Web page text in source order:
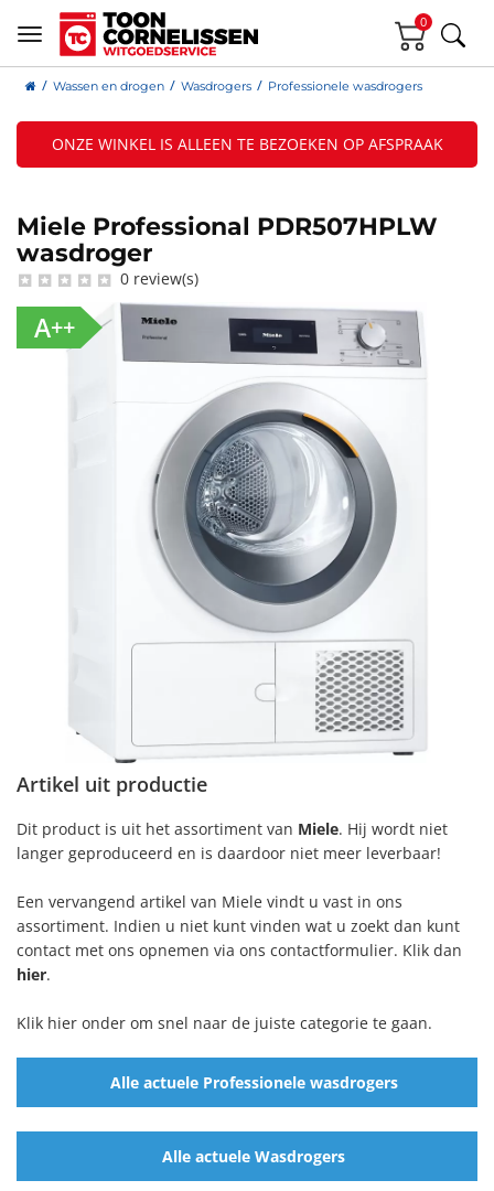
0
Wassen en drogen Wasdrogers Professionele wasdrogers
ONZE WINKEL IS ALLEEN TE BEZOEKEN OP AFSPRAAK
Miele Professional PDR507HPLW
wasdroger
0 review(s)
A++
Artikel uit productie
Dit product is uit het assortiment van Miele. Hij wordt niet
langer geproduceerd en is daardoor niet meer leverbaar!
Een vervangend artikel van Miele vindt u vast in ons
assortiment. Indien u niet kunt vinden wat u zoekt dan kunt
contact met ons opnemen via ons contactformulier. Klik dan
hier.
Klik hier onder om snel naar de juiste categorie te gaan.
Alle actuele Professionele wasdrogers
Alle actuele Wasdrogers